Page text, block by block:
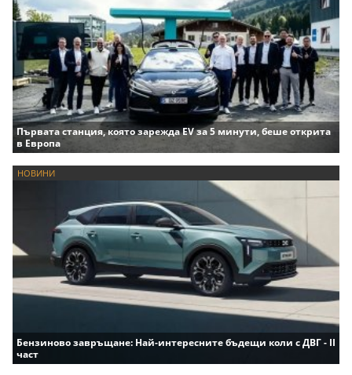
Първата станция, която зарежда EV за 5 минути, беше открита
в Европа
НОВИНИ
Бензиново завръщане: Най-интересните бъдещи коли с ДВГ - II
част